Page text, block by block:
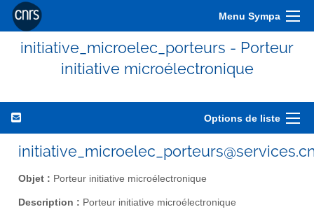
Menu Sympa
initiative_microelec_porteurs - Porteur
initiative microélectronique
Options de liste
Objet : Porteur initiative microélectronique
Description : Porteur initiative microélectronique